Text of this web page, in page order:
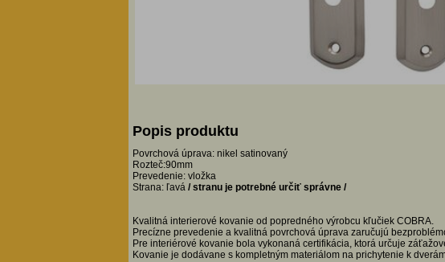
Popis produktu
Povrchová úprava: nikel satinovaný
Rozteč:90mm
Prevedenie: vložka
Strana: ľavá / stranu je potrebné určiť správne /
Kvalitná interierové kovanie od popredného výrobcu kľučiek COBRA.
Precízne prevedenie a kvalitná povrchová úprava zaručujú
Pre interiérové kovanie bola vykonaná certifikácia, ktorá určuje
Kovanie je dodávane s kompletným materiálom na prichytenie k